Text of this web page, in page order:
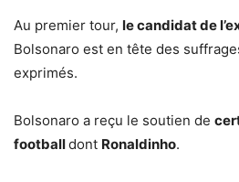
Au premier tour, le candidat de
Bolsonaro est en tête des
exprimés.
Bolsonaro a reçu le soutien de
footballdont Ronaldinho.